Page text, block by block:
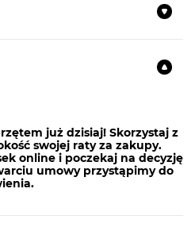
już dzisiaj! Skorzystaj z
swojej raty za zakupy.
online i poczekaj na decyzję
umowy przystąpimy do